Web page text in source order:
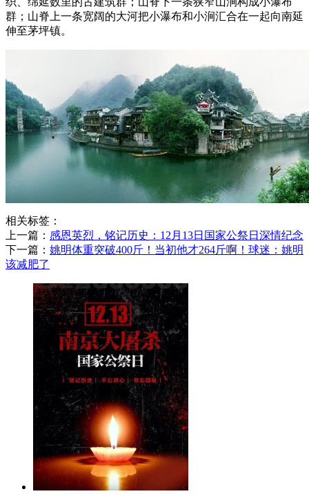
群；山脊上一条宽阔的大河把小瀑布和小涧汇合在一起向南延
伸至茅坪镇。
相关标签：
上一篇： ​感恩英烈，铭记历史：12月13日国家公祭日深情纪念
下一篇： ​姚明体重突破400斤！当初他才264斤啊！球迷：姚明
该减肥了